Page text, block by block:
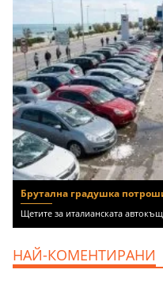
Брутална градушка
Щетите за италианската
НАЙ-КОМЕНТИРАНИ